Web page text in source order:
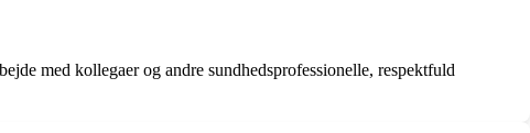
med kollegaer og andre sundhedsprofessionelle, respektfuld